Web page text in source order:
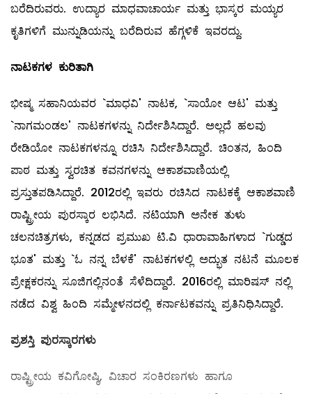
ಬರೆದಿರುವರು. ಉದ್ಯಾರ ಮಾಧವಾಚಾರ್ಯ ಮತ್ತು ಭಾಸ್ಕರ ಮಯ್ಯರ
ಕೃತಿಗಳಿಗೆ ಮುನ್ನುಡಿಯನ್ನು ಬರೆದಿರುವ ಹೆಗ್ಗಳಿಕೆ ಇವರದ್ದು.
ನಾಟಕಗಳ ಕುರಿತಾಗಿ
ಭೀಷ್ಮ ಸಹಾನಿಯವರ `ಮಾಧವಿ' ನಾಟಕ, `ಸಾಯೋ ಆಟ' ಮತ್ತು
`ನಾಗಮಂಡಲ' ನಾಟಕಗಳನ್ನು ನಿರ್ದೇಶಿಸಿದ್ದಾರೆ. ಅಲ್ಲದೆ ಹಲವು
ರೇಡಿಯೋ ನಾಟಕಗಳನ್ನೂ ರಚಿಸಿ ನಿರ್ದೇಶಿಸಿದ್ದಾರೆ. ಚಿಂತನ, ಹಿಂದಿ
ಪಾಠ ಮತ್ತು ಸ್ವರಚಿತ ಕವನಗಳನ್ನು ಆಕಾಶವಾಣಿಯಲ್ಲಿ
ಪ್ರಸ್ತುತಪಡಿಸಿದ್ದಾರೆ. 2012ರಲ್ಲಿ ಇವರು ರಚಿಸಿದ ನಾಟಕಕ್ಕೆ ಆಕಾಶವಾಣಿ
ರಾಷ್ಟ್ರೀಯ ಪುರಸ್ಕಾರ ಲಭಿಸಿದೆ. ನಟಿಯಾಗಿ ಅನೇಕ ತುಳು
ಚಲನಚಿತ್ರಗಳು, ಕನ್ನಡದ ಪ್ರಮುಖ ಟಿ.ವಿ ಧಾರಾವಾಹಿಗಳಾದ `ಗುಡ್ಡದ
ಭೂತ' ಮತ್ತು `ಓ ನನ್ನ ಬೆಳಕೆ' ನಾಟಕಗಳಲ್ಲಿ ಅದ್ಭುತ ನಟನೆ ಮೂಲಕ
ಪ್ರೇಕ್ಷಕರನ್ನು ಸೂಜಿಗಲ್ಲಿನಂತೆ ಸೆಳೆದಿದ್ದಾರೆ. 2016ರಲ್ಲಿ ಮಾರಿಷಸ್‌ ನಲ್ಲಿ
ನಡೆದ ವಿಶ್ವ ಹಿಂದಿ ಸಮ್ಮೇಳನದಲ್ಲಿ ಕರ್ನಾಟಕವನ್ನು ಪ್ರತಿನಿಧಿಸಿದ್ದಾರೆ.
ಪ್ರಶಸ್ತಿ ಪುರಸ್ಕಾರಗಳು
ರಾಷ್ಟ್ರೀಯ ಕವಿಗೋಷ್ಠಿ, ವಿಚಾರ ಸಂಕಿರಣಗಳು ಹಾಗೂ